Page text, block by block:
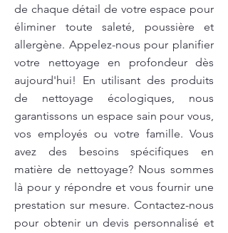
de chaque détail de votre espace pour
éliminer toute saleté, poussière et
allergène. Appelez-nous pour planifier
votre nettoyage en profondeur dès
aujourd'hui! En utilisant des produits
de nettoyage écologiques, nous
garantissons un espace sain pour vous,
vos employés ou votre famille. Vous
avez des besoins spécifiques en
matière de nettoyage? Nous sommes
là pour y répondre et vous fournir une
prestation sur mesure. Contactez-nous
pour obtenir un devis personnalisé et